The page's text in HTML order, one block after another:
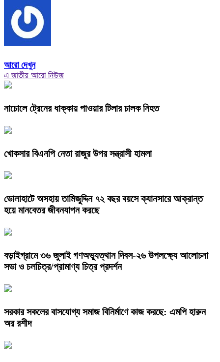
আরো দেখুন
এ জাতীয় আরো নিউজ
নাচোলে ট্রেনের ধাক্কায় পাওয়ার টিলার চালক নিহত
খোকসার বিএনপি নেতা রাজুর উপর সন্ত্রাসী হামলা
ভোলাহাটে অসহায় তামিজুদ্দিন ৭২ বছর বয়সে ক্যানসারে আক্রান্ত
হয়ে মানবেতর জীবনযাপন করছে
বড়াইগ্রামে ৩৬ জুলাই গণঅভ্যুত্থান দিবস-২৬ উপলক্ষ্যে আলোচনা
সভা ও চলচিত্র/প্রামাণ্য চিত্র প্রদর্শন
সরকার সকলের বাসযোগ্য সমাজ বিনির্মাণে কাজ করছে: এমপি হারুন
অর রশীদ